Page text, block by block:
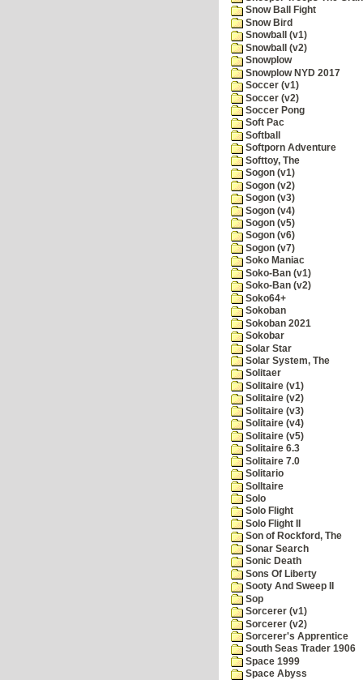
Snow Ball Fight
Snow Bird
Snowball (v1)
Snowball (v2)
Snowplow
Snowplow NYD 2017
Soccer (v1)
Soccer (v2)
Soccer Pong
Soft Pac
Softball
Softporn Adventure
Softtoy, The
Sogon (v1)
Sogon (v2)
Sogon (v3)
Sogon (v4)
Sogon (v5)
Sogon (v6)
Sogon (v7)
Soko Maniac
Soko-Ban (v1)
Soko-Ban (v2)
Soko64+
Sokoban
Sokoban 2021
Sokobar
Solar Star
Solar System, The
Solitaer
Solitaire (v1)
Solitaire (v2)
Solitaire (v3)
Solitaire (v4)
Solitaire (v5)
Solitaire 6.3
Solitaire 7.0
Solitario
Solltaire
Solo
Solo Flight
Solo Flight II
Son of Rockford, The
Sonar Search
Sonic Death
Sons Of Liberty
Sooty And Sweep II
Sop
Sorcerer (v1)
Sorcerer (v2)
Sorcerer's Apprentice
South Seas Trader 1906
Space 1999
Space Abyss